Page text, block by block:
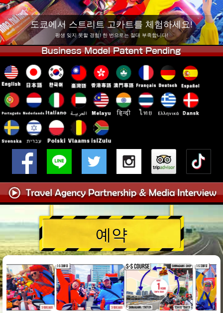
도쿄 시부야 애넥스 도쿄 베이
도쿄 아사쿠사 오사카
오키나와
도쿄에서 스트리트 고카트를 체험하세요!
평생 잊지 못할 경험! 한 번으로는 절대 부족합니다!
예약